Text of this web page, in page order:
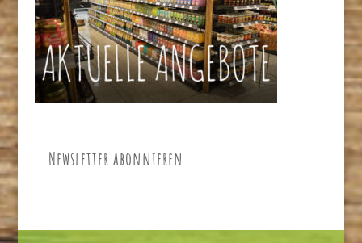
Newsletter abonnieren